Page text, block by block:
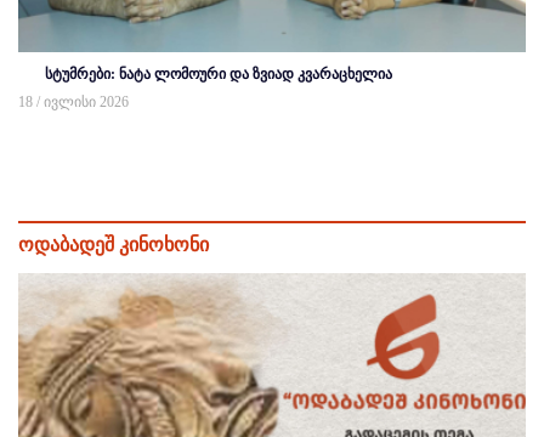
სტუმრები: ნატა ლომოური და ზვიად კვარაცხელია
18 / ივლისი 2026
ოდაბადეშ კინოხონი